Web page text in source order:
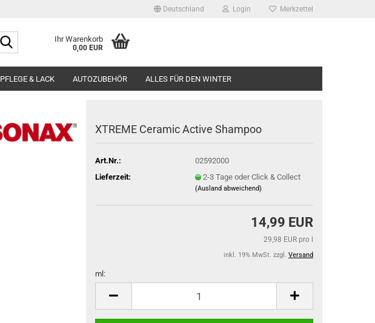
Deutschland Login Merkzettel
Ihr Warenkorb
0,00 EUR
PFLEGE & LACK AUTOZUBEHÖR ALLES FÜR DEN WINTER
XTREME Ceramic Active Shampoo
Art.Nr.:
02592000
Lieferzeit:
2-3 Tage oder Click & Collect
(Ausland abweichend)
14,99 EUR
29,98 EUR pro l
inkl. 19% MwSt. zzgl. Versand
ml: